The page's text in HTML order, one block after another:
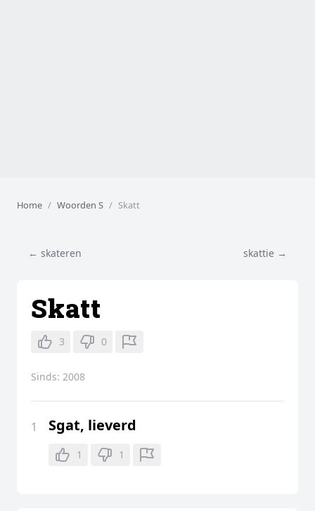
Home Woorden S Skatt
← skateren skattie →
Skatt
3 0
Sinds: 2008
1 Sgat, lieverd
1 1